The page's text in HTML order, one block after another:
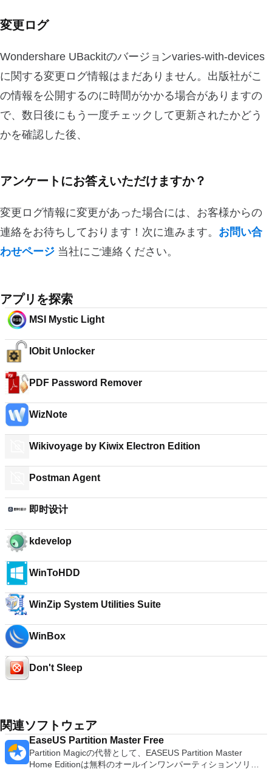
変更ログ
Wondershare UBackitのバージョンvaries-with-devices
に関する変更ログ情報はまだありません。出版社がこ
の情報を公開するのに時間がかかる場合がありますの
で、数日後にもう一度チェックして更新されたかどう
かを確認した後、
アンケートにお答えいただけますか？
変更ログ情報に変更があった場合には、お客様からの
連絡をお待ちしております！次に進みます。 お問い合
わせページ 当社にご連絡ください。
アプリを探索
MSI Mystic Light
IObit Unlocker
PDF Password Remover
WizNote
Wikivoyage by Kiwix Electron Edition
Postman Agent
即时设计
kdevelop
WinToHDD
WinZip System Utilities Suite
WinBox
Don't Sleep
関連ソフトウェア
EaseUS Partition Master Free
Partition Magicの代替として、EASEUS Partition Master
Home Editionは無料のオールインワンパーティションソリュ